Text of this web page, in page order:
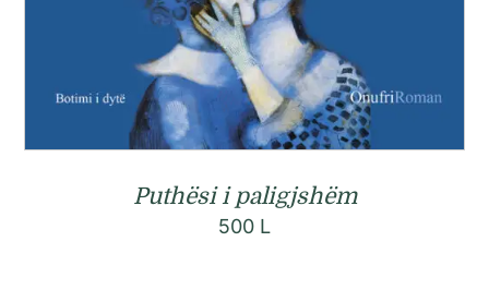
Puthësi i paligjshëm
500 L